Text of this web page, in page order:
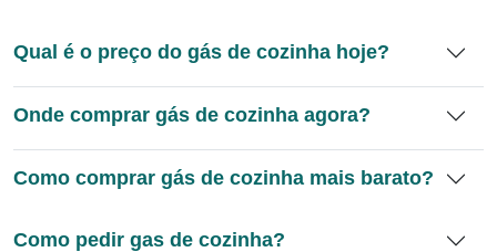
Qual é o preço do gás de cozinha hoje?
Onde comprar gás de cozinha agora?
Como comprar gás de cozinha mais barato?
Como pedir gas de cozinha?